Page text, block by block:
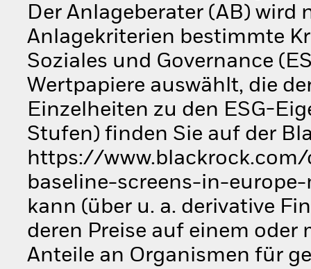
Der Anlageberater (AB)
Anlagekriterien bestimmte
Soziales und Governance
Wertpapiere auswählt, die
Einzelheiten zu den ESG-
Stufen) finden Sie auf der
https://
baseline-screens-in-
kann (über u. a. derivative
deren Preise auf einem oder
Anteile an Organismen für